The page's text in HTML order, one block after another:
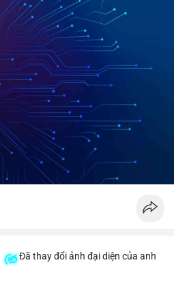
Đã thay đổi ảnh đại diện của anh